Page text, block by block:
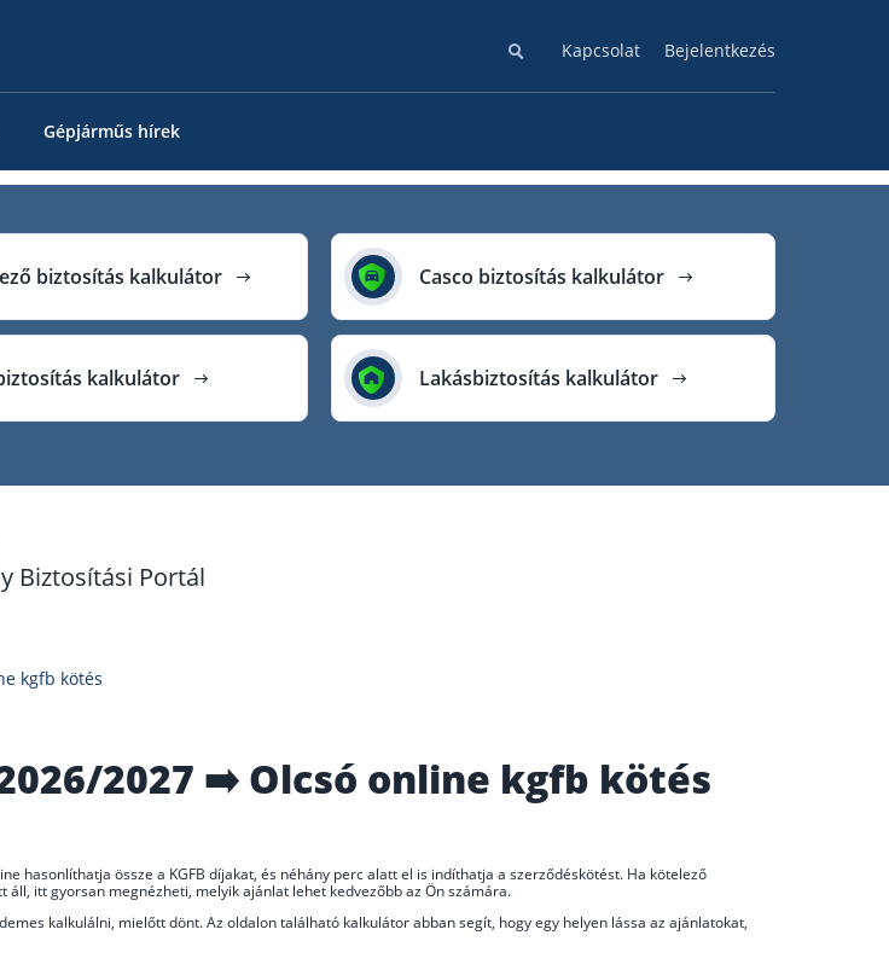
Kapcsolat Bejelentkezés
Gépjárműs hírek
biztosítás kalkulátor
kalkulátor
Casco biztosítás kalkulátor
Lakásbiztosítás kalkulátor
Biztosítási Portál
kgfb kötés
2027 ➡️ Olcsó online kgfb kötés
hasonlíthatja össze a KGFB díjakat, és néhány perc alatt el is indíthatja a szerződéskötést. Ha kötelező
itt gyorsan megnézheti, melyik ajánlat lehet kedvezőbb az Ön számára.
kalkulálni, mielőtt dönt. Az oldalon található kalkulátor abban segít, hogy egy helyen lássa az ajánlatokat,